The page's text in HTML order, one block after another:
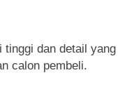
tinggi dan detail yang
calon pembeli.